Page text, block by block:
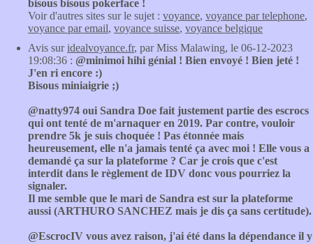
bisous bisous pokerface !
Voir d'autres sites sur le sujet : voyance, voyance par telephone,
voyance par email, voyance suisse, voyance belgique
Avis suridealvoyance.fr, par Miss Malawing, le 06-12-2023
19:08:36 : @minimoi hihi génial ! Bien envoyé ! Bien jeté !
J'en ri encore :)
Bisous miniaigrie ;)
@natty974 oui Sandra Doe fait justement partie des escrocs
qui ont tenté de m'arnaquer en 2019. Par contre, vouloir
prendre 5k je suis choquée ! Pas étonnée mais
heureusement, elle n'a jamais tenté ça avec moi ! Elle vous a
demandé ça sur la plateforme ? Car je crois que c'est
interdit dans le règlement de IDV donc vous pourriez la
signaler.
Il me semble que le mari de Sandra est sur la plateforme
aussi (ARTHURO SANCHEZ mais je dis ça sans certitude).
@EscrocIV vous avez raison, j'ai été dans la dépendance il y